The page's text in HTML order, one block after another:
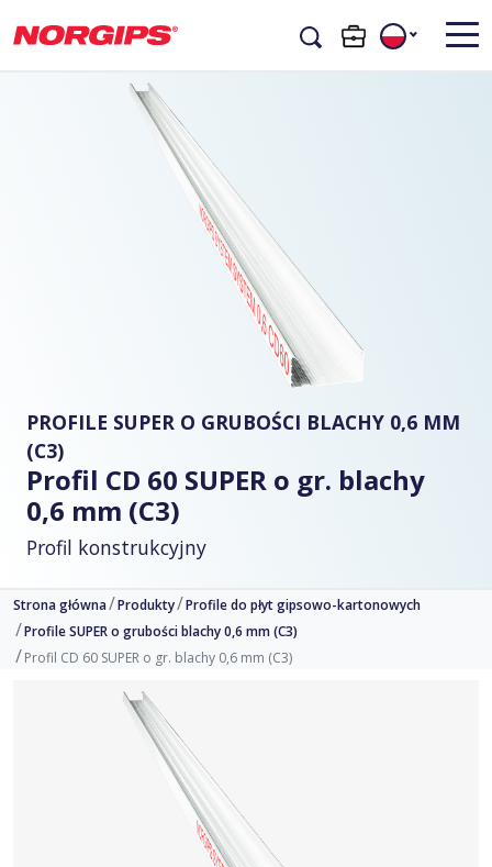
PROFILE SUPER O GRUBOŚCI BLACHY 0,6 MM
(C3)
Profil CD 60 SUPER o gr. blachy
0,6 mm (C3)
Profil konstrukcyjny
Strona główna Produkty Profile do płyt gipsowo-kartonowych
Profile SUPER o grubości blachy 0,6 mm (C3)
Profil CD 60 SUPER o gr. blachy 0,6 mm (C3)